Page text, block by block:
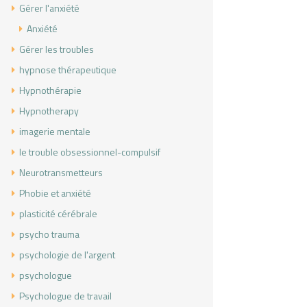
Gérer l'anxiété
Anxiété
Gérer les troubles
hypnose thérapeutique
Hypnothérapie
Hypnotherapy
imagerie mentale
le trouble obsessionnel-compulsif
Neurotransmetteurs
Phobie et anxiété
plasticité cérébrale
psycho trauma
psychologie de l'argent
psychologue
Psychologue de travail